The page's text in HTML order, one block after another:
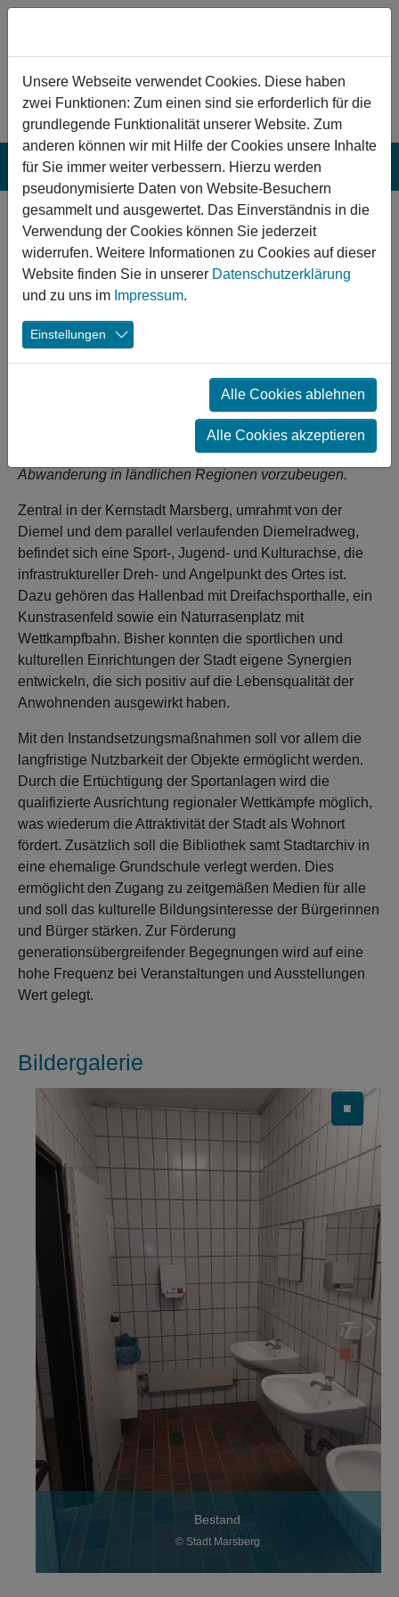
Zum Hauptinhalt springen
Marsberg:
Aufwertung der
kulturellen und
sportlichen
Infrastruktur
Das Programm umfasst ein ganzheitliches
Sanierungskonzept zur Ertüchtigung der kulturellen und
sportlichen Infrastruktureinrichtungen der Stadt Marsberg.
Ziel des Ausbaus ist es, dem demographischen Trend der
Abwanderung in ländlichen Regionen vorzubeugen.
Zentral in der Kernstadt Marsberg, umrahmt von der
Diemel und dem parallel verlaufenden Diemelradweg,
befindet sich eine Sport-, Jugend- und Kulturachse, die
infrastruktureller Dreh- und Angelpunkt des Ortes ist.
Dazu gehören das Hallenbad mit Dreifachsporthalle, ein
Kunstrasenfeld sowie ein Naturrasenplatz mit
Wettkampfbahn. Bisher konnten die sportlichen und
kulturellen Einrichtungen der Stadt eigene Synergien
entwickeln, die sich positiv auf die Lebensqualität der
Anwohnenden ausgewirkt haben.
Mit den Instandsetzungsmaßnahmen soll vor allem die
langfristige Nutzbarkeit der Objekte ermöglicht werden.
Durch die Ertüchtigung der Sportanlagen wird die
qualifizierte Ausrichtung regionaler Wettkämpfe möglich,
was wiederum die Attraktivität der Stadt als Wohnort
fördert. Zusätzlich soll die Bibliothek samt Stadtarchiv in
eine ehemalige Grundschule verlegt werden. Dies
ermöglicht den Zugang zu zeitgemäßen Medien für alle
und soll das kulturelle Bildungsinteresse der Bürgerinnen
und Bürger stärken. Zur Förderung
generationsübergreifender Begegnungen wird auf eine
hohe Frequenz bei Veranstaltungen und Ausstellungen
Wert gelegt.
Bildergalerie
Bestand
© Stadt Marsberg
■
Unsere Webseite verwendet Cookies. Diese haben
zwei Funktionen: Zum einen sind sie erforderlich für die
grundlegende Funktionalität unserer Website. Zum
anderen können wir mit Hilfe der Cookies unsere Inhalte
für Sie immer weiter verbessern. Hierzu werden
pseudonymisierte Daten von Website-Besuchern
gesammelt und ausgewertet. Das Einverständnis in die
Verwendung der Cookies können Sie jederzeit
widerrufen. Weitere Informationen zu Cookies auf dieser
Website finden Sie in unserer Datenschutzerklärung
und zu uns im Impressum.
Einstellungen
Alle Cookies ablehnen
Alle Cookies akzeptieren